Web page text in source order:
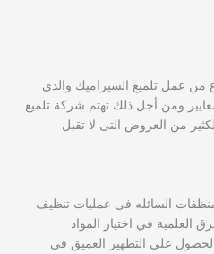
من عمل تلميع السيراميك والذي
ومن أجل ذلك تهتم شركة تلميع
من العروض التى لا تقبل
السائله فى عمليات تنظيف
العلمية في اختيار المواد
على التطهير العميق في